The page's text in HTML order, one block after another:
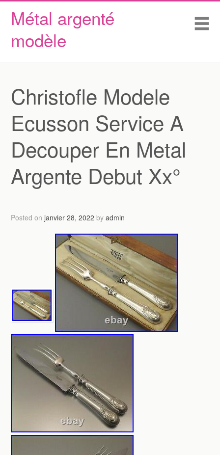
Métal argenté
modèle
Skip to content
Accueil
Conditions d’utilisation
Christofle Modele
Ecusson Service A
Decouper En Metal
Argente Debut Xx°
Posted onjanvier 28, 2022 byadmin